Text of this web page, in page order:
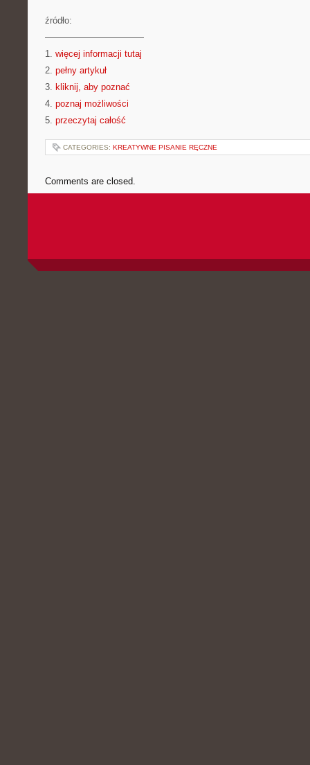
źródło:
———————————
1. więcej informacji tutaj
2. pełny artykuł
3. kliknij, aby poznać
4. poznaj możliwości
5. przeczytaj całość
CATEGORIES: KREATYWNE PISANIE RĘCZNE
Comments are closed.